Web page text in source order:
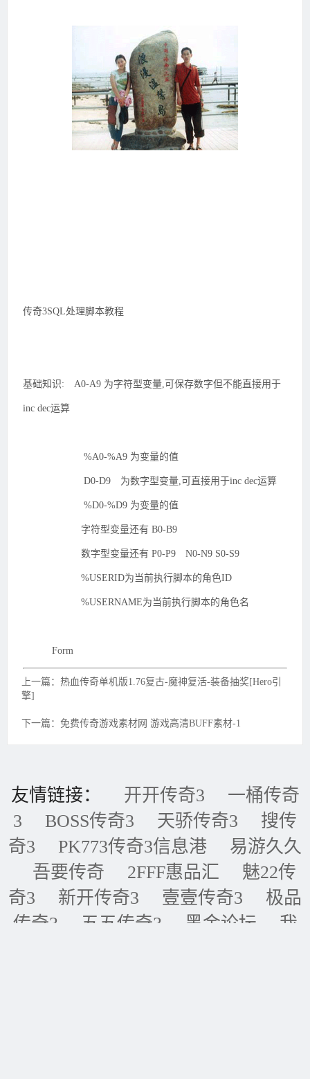
传奇3SQL处理脚本教程
基础知识: A0-A9 为字符型变量,可保存数字但不能直接用于
inc dec运算
%A0-%A9 为变量的值
D0-D9 为数字型变量,可直接用于inc dec运算
%D0-%D9 为变量的值
字符型变量还有 B0-B9
数字型变量还有 P0-P9 N0-N9 S0-S9
%USERID为当前执行脚本的角色ID
%USERNAME为当前执行脚本的角色名
Form
上一篇：热血传奇单机版1.76复古-魔神复活-装备抽奖[Hero引
擎]
下一篇：免费传奇游戏素材网 游戏高清BUFF素材-1
友情链接： 开开传奇3
一桶传奇
3
BOSS传奇3 天骄传奇3
搜传
奇3
PK773传奇3信息港
易游久久
吾要传奇
2FFF惠品汇
魅22传
奇3
新开传奇3 壹壹传奇3
极品
传奇3
五五传奇3 黑金论坛
我